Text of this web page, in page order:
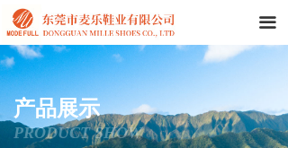
끀
产品展示
PRODUCT SHOW